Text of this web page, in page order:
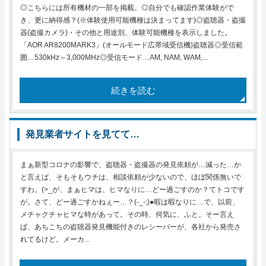
◎こちらには所有機材の一部を掲載。◎自分でも確認作業体験がで
き、更に納得感？(※体験使用可能機種は決まってます)◎盗聴器・盗撮
器(盗撮カメラ)・その他と用途別、体験可能機種を表示しました。
「AOR AR8200MARK3」(オールモード広帯域受信機)盗聴器◎受信範
囲…530kHz～3,000MHz◎受信モード…AM, NAM, WAM,...
続きを読む
発見業者サイトを見てて…
まぁ新型コロナの影響で、盗聴器・盗撮器の発見依頼が…減った…か
と言えば、そもそもウチは、相談依頼が少ないので、ほぼ関係無いで
すわ。(>_が、まぁヒマは、ヒマなりに…どー過ごすのか？てトコです
が。さて、どー過ごすかねぇー…？(-_-;)●暇は暇なりに…で、以前、
メチャクチャヒマな時があって。その時、何気に、ふと。そー言え
ば、あちこちの盗聴器発見機能付きのレシーバーが、各社から発売さ
れてるけど。メーカ...